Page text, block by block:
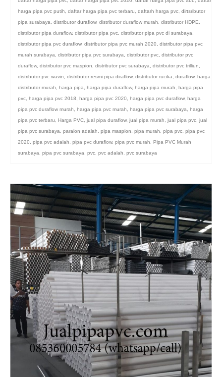
harga pipa pvc putih, daftar harga pipa pvc terbaru, daftarh harga pvc, dirtsributor
pipa surabaya, distributor duraflow, distributor duraflow murah, distributor HDPE,
distributor pipa duraflow, distributor pipa pvc, distributor pipa pvc di surabaya,
distributor pipa pvc duraflow, distributor pipa pvc murah 2020, distributor pipa pvc
murah surabaya, distributor pipa pvc surabaya, distributor pvc, distributor pvc
duraflow, distributor pvc maspion, distributor pvc surabaya, distributor pvc trilliun,
distributor pvc wavin, distributor resmi pipa diraflow, distributor rucika, duraflow, harga
distributor murah, harga pipa, harga pipa duraflow, harga pipa murah, harga pipa
pvc, harga pipa pvc 2018, harga pipa pvc 2020, harga pipa pvc duraflow, harga
pipa pvc duraflow murah, harga pipa pvc murah, harga pipa pvc surabaya, harga
pipa pvc terbaru, Harga PVC, jual pipa duraflow, jual pipa murah, jual pipa pvc, jual
pipa pvc surabaya, paralon adalah, pipa maspion, pipa murah, pipa pvc, pipa pvc
2020, pipa pvc adalah, pipa pvc duraflow, pipa pvc murah, Pipa PVC Murah
surabaya, pipa pvc surabaya, pvc, pvc adalah, pvc surabaya